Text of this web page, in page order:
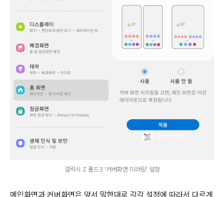
갤럭시 Z 폴드3 '커버화면 미러링' 설정
메인화면과 커버화면은 앞서 말한대로 각각 설정에 따라서 다르게